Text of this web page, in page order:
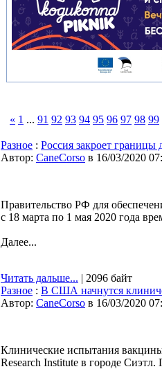
« 1 ... 91 92 93 94 95 96 97 98 99
Разное : Россия закроет границы
Автор: CaneCorso в 16/03/2020
Правительство РФ для
с 18 марта по 1 мая 2020 года
Далее...
Читать дальше... | 2096 байт
Разное : В США начнутся
Автор: CaneCorso в 16/03/2020
Клинические испытания
Research Institute в городе